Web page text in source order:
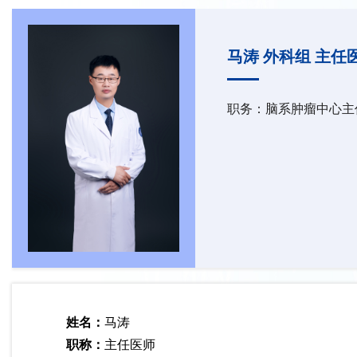
马涛 外科组 主任
职务：脑系肿瘤中心主
姓名：马涛
职称： 主任医师